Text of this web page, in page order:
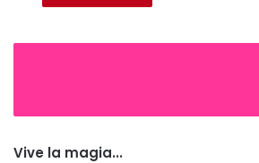
Vive la magia...